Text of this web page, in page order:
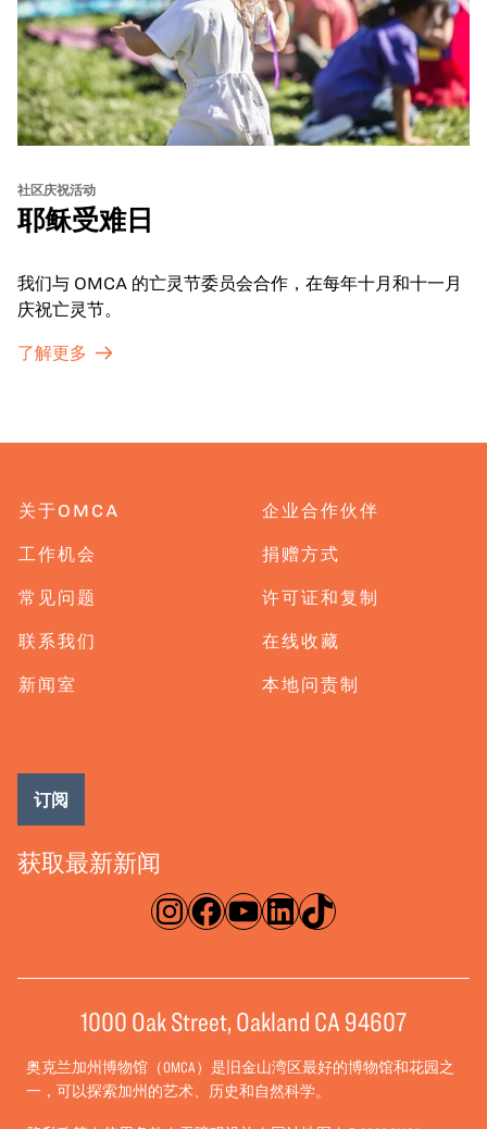
社区庆祝活动
耶稣受难日
我们与 OMCA 的亡灵节委员会合作，在每年十月和十一月
庆祝亡灵节。
了解更多
关于OMCA
工作机会
常见问题
联系我们
新闻室
企业合作伙伴
捐赠方式
许可证和复制
在线收藏
本地问责制
淘宝网脸书录像带ǞǞǞTikTok
获取最新新闻
订阅
1000 Oak Street, Oakland CA 94607
奥克兰加州博物馆（OMCA）是旧金山湾区最好的博物馆和花园之
一，可以探索加州的艺术、历史和自然科学。